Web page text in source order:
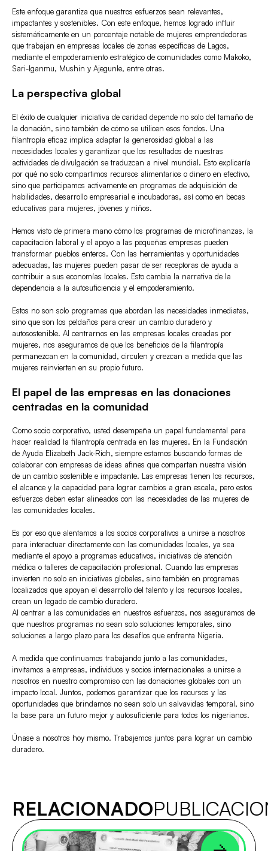
Este enfoque garantiza que nuestros esfuerzos sean relevantes,
impactantes y sostenibles. Con este enfoque, hemos logrado influir
sistemáticamente en un porcentaje notable de mujeres emprendedoras
que trabajan en empresas locales de zonas específicas de Lagos,
mediante el empoderamiento estratégico de comunidades como Makoko,
Sari-Iganmu, Mushin y Ajegunle, entre otras.
La perspectiva global
El éxito de cualquier iniciativa de caridad depende no solo del tamaño de
la donación, sino también de cómo se utilicen esos fondos. Una
filantropía eficaz implica adaptar la generosidad global a las
necesidades locales y garantizar que los resultados de nuestras
actividades de divulgación se traduzcan a nivel mundial. Esto explicaría
por qué no solo compartimos recursos alimentarios o dinero en efectivo,
sino que participamos activamente en programas de adquisición de
habilidades, desarrollo empresarial e incubadoras, así como en becas
educativas para mujeres, jóvenes y niños.
Hemos visto de primera mano cómo los programas de microfinanzas, la
capacitación laboral y el apoyo a las pequeñas empresas pueden
transformar pueblos enteros. Con las herramientas y oportunidades
adecuadas, las mujeres pueden pasar de ser receptoras de ayuda a
contribuir a sus economías locales. Esto cambia la narrativa de la
dependencia a la autosuficiencia y el empoderamiento.
Estos no son solo programas que abordan las necesidades inmediatas,
sino que son los peldaños para crear un cambio duradero y
autosostenible. Al centrarnos en las empresas locales creadas por
mujeres, nos aseguramos de que los beneficios de la filantropía
permanezcan en la comunidad, circulen y crezcan a medida que las
mujeres reinvierten en su propio futuro.
El papel de las empresas en las donaciones
centradas en la comunidad
Como socio corporativo, usted desempeña un papel fundamental para
hacer realidad la filantropía centrada en las mujeres. En la Fundación
de Ayuda Elizabeth Jack-Rich, siempre estamos buscando formas de
colaborar con empresas de ideas afines que compartan nuestra visión
de un cambio sostenible e impactante. Las empresas tienen los recursos,
el alcance y la capacidad para lograr cambios a gran escala, pero estos
esfuerzos deben estar alineados con las necesidades de las mujeres de
las comunidades locales.
Es por eso que alentamos a los socios corporativos a unirse a nosotros
para interactuar directamente con las comunidades locales, ya sea
mediante el apoyo a programas educativos, iniciativas de atención
médica o talleres de capacitación profesional. Cuando las empresas
invierten no solo en iniciativas globales, sino también en programas
localizados que apoyan el desarrollo del talento y los recursos locales,
crean un legado de cambio duradero.
Al centrar a las comunidades en nuestros esfuerzos, nos aseguramos de
que nuestros programas no sean solo soluciones temporales, sino
soluciones a largo plazo para los desafíos que enfrenta Nigeria.
A medida que continuamos trabajando junto a las comunidades,
invitamos a empresas, individuos y socios internacionales a unirse a
nosotros en nuestro compromiso con las donaciones globales con un
impacto local. Juntos, podemos garantizar que los recursos y las
oportunidades que brindamos no sean solo un salvavidas temporal, sino
la base para un futuro mejor y autosuficiente para todos los nigerianos.
Únase a nosotros hoy mismo. Trabajemos juntos para lograr un cambio
duradero.
RELACIONADO